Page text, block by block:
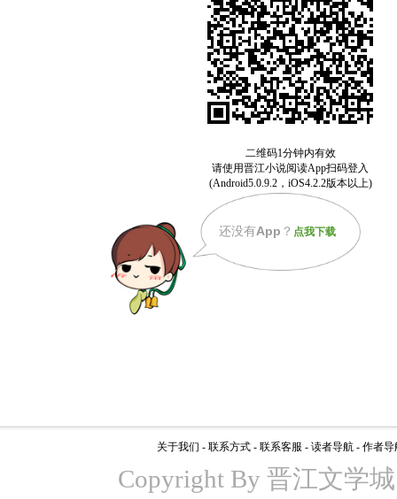
还没有App ？ 点我下载
关于我们 - 联系方式 - 联系客服 - 读者导航 - 作者导
Copyright By 晋江文学